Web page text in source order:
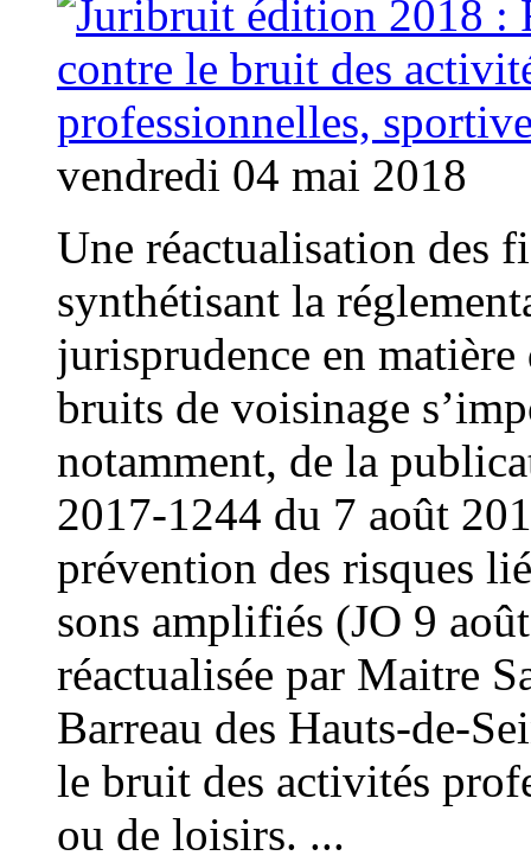
vendredi 04 mai 2018
Une réactualisation des
synthétisant la
jurisprudence en matière
bruits de voisinage
notamment, de la
2017-1244 du 7 août
prévention des risques
sons amplifiés (JO 9
réactualisée par Maitre
Barreau des Hauts-de-
le bruit des activités
ou de loisirs. ...